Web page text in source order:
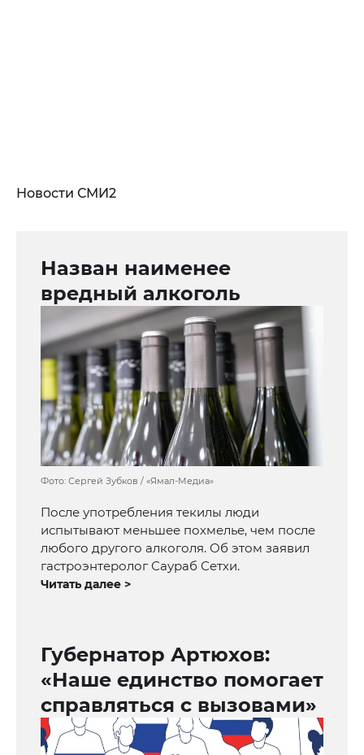
Новости СМИ2
Назван наименее
вредный алкоголь
Фото: Сергей Зубков / «Ямал-Медиа»
После употребления текилы люди
испытывают меньшее похмелье, чем после
любого другого алкоголя. Об этом заявил
гастроэнтеролог Саураб Сетхи.
Читать далее >
Губернатор Артюхов:
«Наше единство помогает
справляться с вызовами»